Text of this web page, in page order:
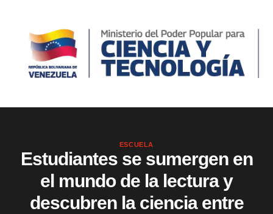
ESCUELA
Estudiantes se sumergen en
el mundo de la lectura y
descubren la ciencia entre